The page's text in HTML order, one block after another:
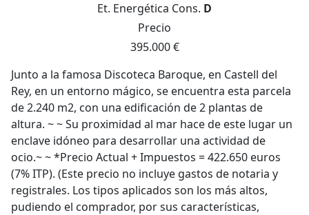
Et. Energética Cons. D
Precio
395.000 €
Junto a la famosa Discoteca Baroque, en Castell del
Rey, en un entorno mágico, se encuentra esta parcela
de 2.240 m2, con una edificación de 2 plantas de
altura. ~ ~ Su proximidad al mar hace de este lugar un
enclave idóneo para desarrollar una actividad de
ocio.~ ~ *Precio Actual + Impuestos = 422.650 euros
(7% ITP). (Este precio no incluye gastos de notaria y
registrales. Los tipos aplicados son los más altos,
pudiendo el comprador, por sus características,